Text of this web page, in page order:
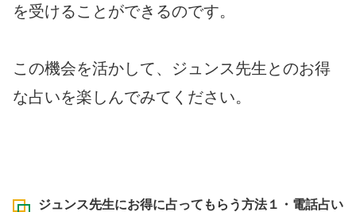
を受けることができるのです。
この機会を活かして、ジュンス先生とのお得
な占いを楽しんでみてください。
ジュンス先生にお得に占ってもらう方法１・電話占い